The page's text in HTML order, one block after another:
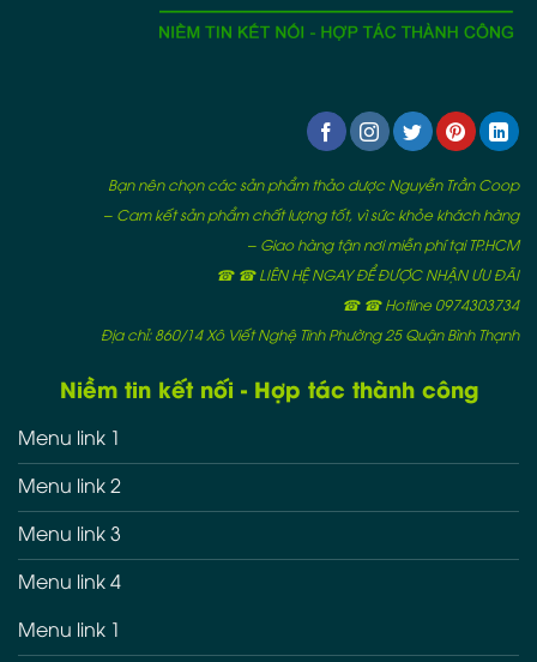
Bạn nên chọn các sản phẩm thảo dược Nguyễn Trần Coop
– Cam kết sản phẩm chất lượng tốt, vì sức khỏe khách hàng
– Giao hàng tận nơi miễn phí tại TP.HCM
☎ ☎ LIÊN HỆ NGAY ĐỂ ĐƯỢC NHẬN ƯU ĐÃI
☎ ☎ Hotline 0974303734
Địa chỉ: 860/14 Xô Viết Nghệ Tĩnh Phường 25 Quận Bình Thạnh
Niềm tin kết nối - Hợp tác thành công
Menu link 1
Menu link 2
Menu link 3
Menu link 4
Menu link 1